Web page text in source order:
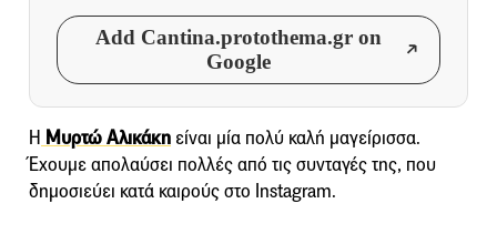
Add Cantina.protothema.gr on
Google
Η Μυρτώ Αλικάκη είναι μία πολύ καλή μαγείρισσα.
Έχουμε απολαύσει πολλές από τις συνταγές της, που
δημοσιεύει κατά καιρούς στο Instagram.